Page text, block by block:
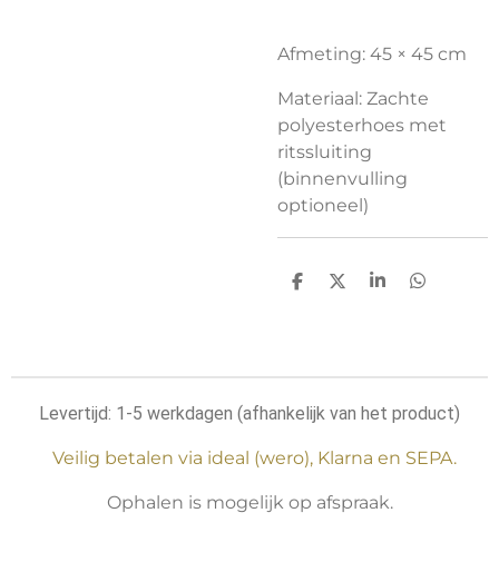
Afmeting: 45 × 45 cm
Materiaal: Zachte
polyesterhoes met
ritssluiting
(binnenvulling
optioneel)
D
D
S
D
Levertijd: 1-5 werkdagen (afhankelijk van het product)
Veilig betalen via ideal (wero), Klarna en SEPA.
Ophalen is mogelijk op afspraak.